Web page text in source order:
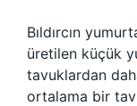
Bıldırcın
üretilen küçük
tavuklardan
ortalama bir